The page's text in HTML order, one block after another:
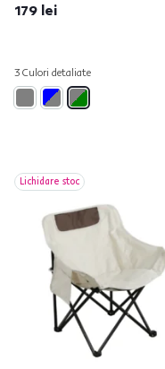
179 lei
3 Culori detaliate
Lichidare stoc